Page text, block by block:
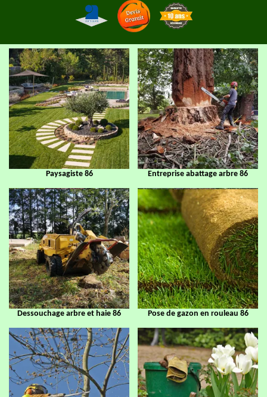
Paysagiste 86 Entreprise abattage arbre 86
Dessouchage arbre et haie 86 Pose de gazon en rouleau 86